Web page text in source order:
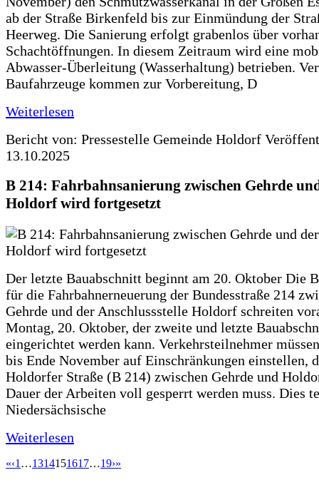
ab der Straße Birkenfeld bis zur Einmündung der
Heerweg. Die Sanierung erfolgt grabenlos über
Schachtöffnungen. In diesem Zeitraum wird eine
Abwasser-Überleitung (Wasserhaltung) betrieben.
Baufahrzeuge kommen zur Vorbereitung, D
Weiterlesen
Bericht von: Pressestelle Gemeinde Holdorf
13.10.2025
B 214: Fahrbahnsanierung zwischen Gehrde
Holdorf wird fortgesetzt
Der letzte Bauabschnitt beginnt am 20. Oktober Die
für die Fahrbahnerneuerung der Bundesstraße 214
Gehrde und der Anschlussstelle Holdorf schreiten
Montag, 20. Oktober, der zweite und letzte
eingerichtet werden kann. Verkehrsteilnehmer
bis Ende November auf Einschränkungen einstellen,
Holdorfer Straße (B 214) zwischen Gehrde und
Dauer der Arbeiten voll gesperrt werden muss. Dies
Niedersächsische
Weiterlesen
«‹1 …1314151617…19›»